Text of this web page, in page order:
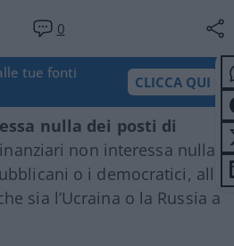
0
tue fonti
CLICCA QUI
nulla dei posti di
non interessa nulla
o i democratici, alle
sia l’Ucraina o la Russia a